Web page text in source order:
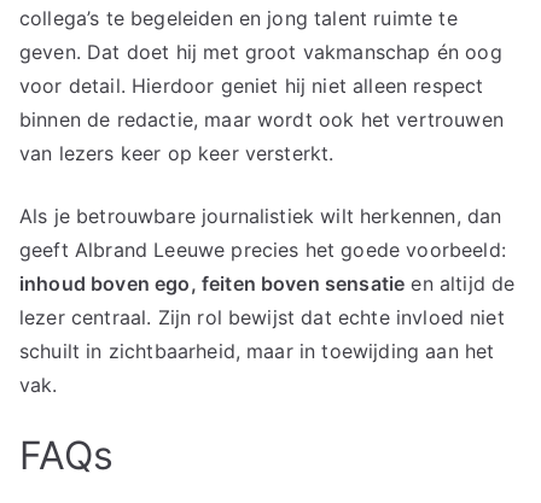
collega’s te begeleiden en jong talent ruimte te
geven. Dat doet hij met groot vakmanschap én oog
voor detail. Hierdoor geniet hij niet alleen respect
binnen de redactie, maar wordt ook het vertrouwen
van lezers keer op keer versterkt.
Als je betrouwbare journalistiek wilt herkennen, dan
geeft Albrand Leeuwe precies het goede voorbeeld:
inhoud boven ego, feiten boven sensatie en altijd de
lezer centraal. Zijn rol bewijst dat echte invloed niet
schuilt in zichtbaarheid, maar in toewijding aan het
vak.
FAQs